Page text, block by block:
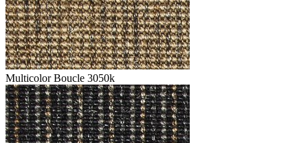
Multicolor Boucle 3050k